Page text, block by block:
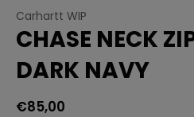
Carhartt WIP
CHASE NECK
DARK NAVY
€85,00